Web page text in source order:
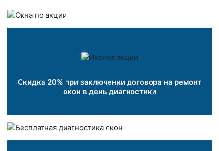
Скидка 20% при заключении договора на ремонт
окон в день диагностики